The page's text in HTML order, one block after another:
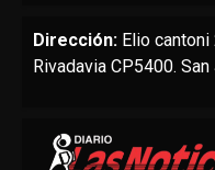
Dirección: Elio
Rivadavia CP5400.